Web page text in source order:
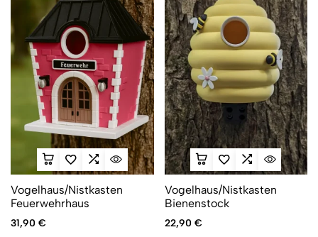
Vogelhaus/Nistkasten
Feuerwehrhaus
31,90 €
Vogelhaus/Nistkasten
Bienenstock
22,90 €